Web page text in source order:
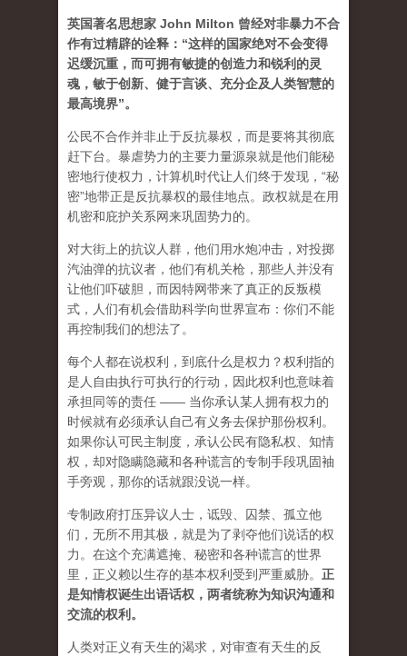
英国著名思想家 John Milton 曾经对非暴力不合
作有过精辟的诠释：“这样的国家绝对不会变得
迟缓沉重，而可拥有敏捷的创造力和锐利的灵
魂，敏于创新、健于言谈、充分企及人类智慧的
最高境界”。
公民不合作并非止于反抗暴权，而是要将其彻底
赶下台。暴虐势力的主要力量源泉就是他们能秘
密地行使权力，计算机时代让人们终于发现，“秘
密”地带正是反抗暴权的最佳地点。政权就是在用
机密和庇护关系网来巩固势力的。
对大街上的抗议人群，他们用水炮冲击，对投掷
汽油弹的抗议者，他们有机关枪，那些人并没有
让他们吓破胆，而因特网带来了真正的反叛模
式，人们有机会借助科学向世界宣布：你们不能
再控制我们的想法了。
每个人都在说权利，到底什么是权力？权利指的
是人自由执行可执行的行动，因此权利也意味着
承担同等的责任 —— 当你承认某人拥有权力的
时候就有必须承认自己有义务去保护那份权利。
如果你认可民主制度，承认公民有隐私权、知情
权，却对隐瞒隐藏和各种谎言的专制手段巩固袖
手旁观，那你的话就跟没说一样。
专制政府打压异议人士，诋毁、囚禁、孤立他
们，无所不用其极，就是为了剥夺他们说话的权
力。在这个充满遮掩、秘密和各种谎言的世界
里，正义赖以生存的基本权利受到严重威胁。 正
是知情权诞生出语话权，两者统称为知识沟通和
交流的权利。
人类对正义有天生的渴求，对审查有天生的反